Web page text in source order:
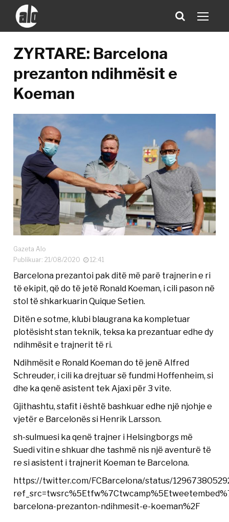
ZYRTARE: Barcelona
prezanton ndihmësit e
Koeman
Gazeta Alo
Publikuar: 21/08/2020
12:41
Barcelona prezantoi pak ditë më parë trajnerin e ri
të ekipit, që do të jetë Ronald Koeman, i cili pason në
stol të shkarkuarin Quique Setien.
Ditën e sotme, klubi blaugrana ka kompletuar
plotësisht stan teknik, teksa ka prezantuar edhe dy
ndihmësit e trajnerit të ri.
Ndihmësit e Ronald Koeman do të jenë Alfred
Schreuder, i cili ka drejtuar së fundmi Hoffenheim, si
dhe ka qenë asistent tek Ajaxi për 3 vite.
Gjithashtu, stafit i është bashkuar edhe një njohje e
vjetër e Barcelonës si Henrik Larsson.
sh-sulmuesi ka qenë trajner i Helsingborgs më
Suedi vitin e shkuar dhe tashmë nis një aventurë të
re si asistent i trajnerit Koeman te Barcelona.
https://twitter.com/FCBarcelona/status/
barcelona-prezanton-ndihmesit-e-koeman%2F